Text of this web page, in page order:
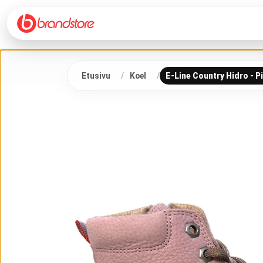
Etusivu Koel E-Line Country Hidro -